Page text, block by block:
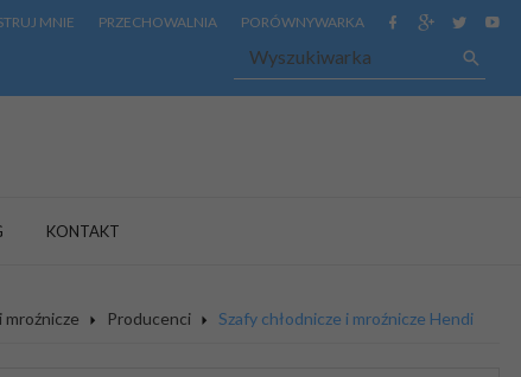
MNIE PRZECHOWALNIA PORÓWNYWARKA
KONTAKT
mroźnicze Producenci Szafy chłodnicze i mroźnicze Hendi